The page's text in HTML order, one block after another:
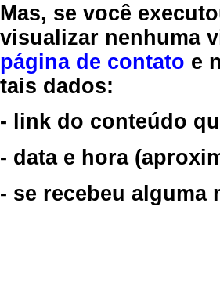
Mas, se você
visualizar nenhuma
página de contato e
tais dados:
- link do conteúdo
- data e hora
- se recebeu alguma